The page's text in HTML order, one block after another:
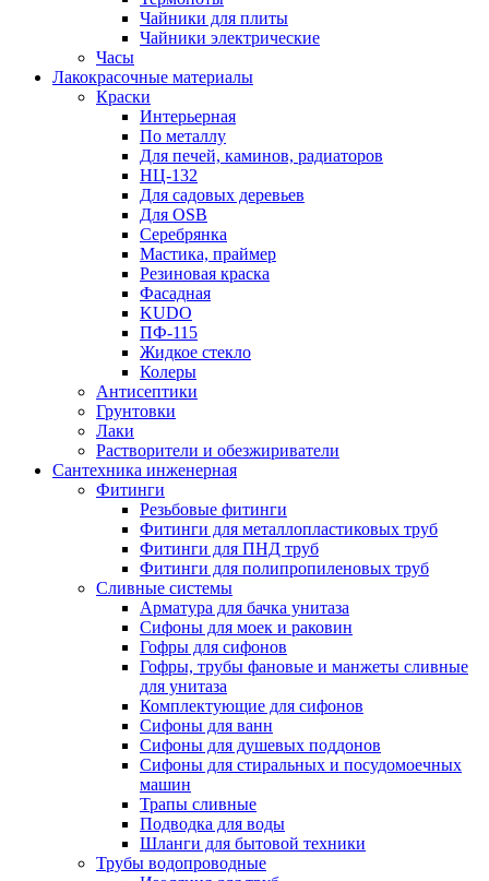
Чайники для плиты
Чайники электрические
Часы
Лакокрасочные материалы
Краски
Интерьерная
По металлу
Для печей, каминов, радиаторов
НЦ-132
Для садовых деревьев
Для OSB
Серебрянка
Мастика, праймер
Резиновая краска
Фасадная
KUDO
ПФ-115
Жидкое стекло
Колеры
Антисептики
Грунтовки
Лаки
Растворители и обезжириватели
Сантехника инженерная
Фитинги
Резьбовые фитинги
Фитинги для металлопластиковых труб
Фитинги для ПНД труб
Фитинги для полипропиленовых труб
Сливные системы
Арматура для бачка унитаза
Сифоны для моек и раковин
Гофры для сифонов
Гофры, трубы фановые и манжеты сливные
для унитаза
Комплектующие для сифонов
Сифоны для ванн
Сифоны для душевых поддонов
Сифоны для стиральных и посудомоечных
машин
Трапы сливные
Подводка для воды
Шланги для бытовой техники
Трубы водопроводные